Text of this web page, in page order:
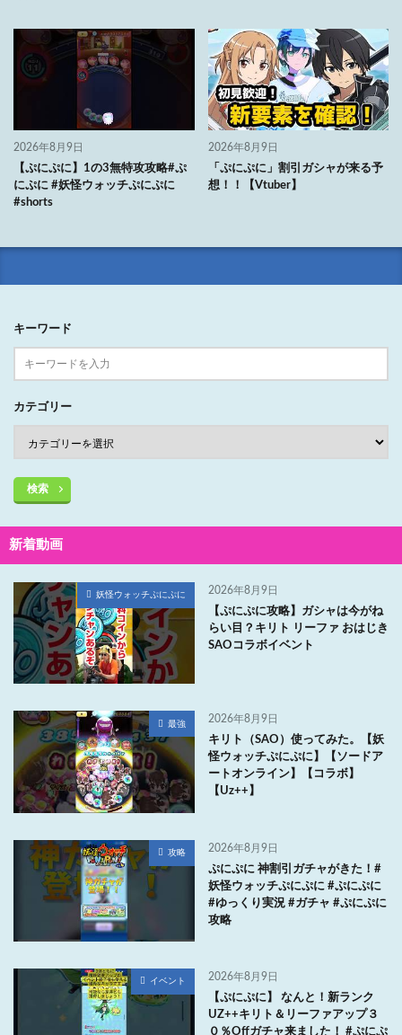
2026年8月9日
【ぷにぷに】1の3無特攻攻略#ぷ
にぷに #妖怪ウォッチぷにぷに
#shorts
2026年8月9日
「ぷにぷに」割引ガシャが来る予
想！！【Vtuber】
キーワード
カテゴリー
検索
新着動画
妖怪ウォッチぷにぷに 2026年8月9日
【ぷにぷに攻略】ガシャは今がね
らい目？キリト リーファ おはじき
SAOコラボイベント
最強 2026年8月9日
キリト（SAO）使ってみた。【妖
怪ウォッチぷにぷに】【ソードア
ートオンライン】【コラボ】
【Uz++】
攻略 2026年8月9日
ぷにぷに 神割引ガチャがきた！#
妖怪ウォッチぷにぷに #ぷにぷに
#ゆっくり実況 #ガチャ #ぷにぷに
攻略
イベント 2026年8月9日
【ぷにぷに】 なんと！新ランク
UZ++キリト＆リーファアップ３
０％Offガチャ来ました！ #ぷにぷ